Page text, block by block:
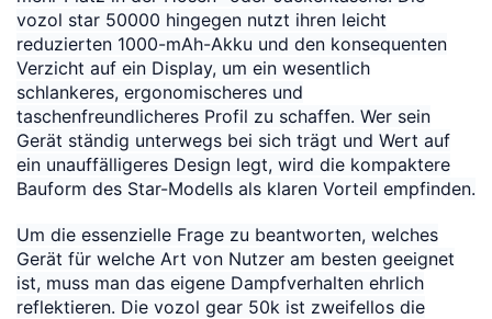
vozol star 50000 hingegen nutzt ihren leicht
reduzierten 1000-mAh-Akku und den konsequenten
Verzicht auf ein Display, um ein wesentlich
schlankeres, ergonomischeres und
taschenfreundlicheres Profil zu schaffen. Wer sein
Gerät ständig unterwegs bei sich trägt und Wert auf
ein unauffälligeres Design legt, wird die kompaktere
Bauform des Star-Modells als klaren Vorteil empfinden.
Um die essenzielle Frage zu beantworten, welches
Gerät für welche Art von Nutzer am besten geeignet
ist, muss man das eigene Dampfverhalten ehrlich
reflektieren. Die vozol gear 50k ist zweifellos die